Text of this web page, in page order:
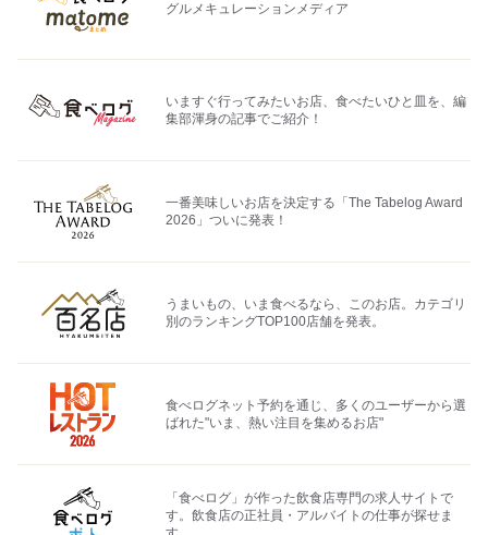
グルメキュレーションメディア
いますぐ行ってみたいお店、食べたいひと皿を、編
集部渾身の記事でご紹介！
一番美味しいお店を決定する「The Tabelog Award
2026」ついに発表！
うまいもの、いま食べるなら、このお店。カテゴリ
別のランキングTOP100店舗を発表。
食べログネット予約を通じ、多くのユーザーから選
ばれた"いま、熱い注目を集めるお店"
「食べログ」が作った飲食店専門の求人サイトで
す。飲食店の正社員・アルバイトの仕事が探せま